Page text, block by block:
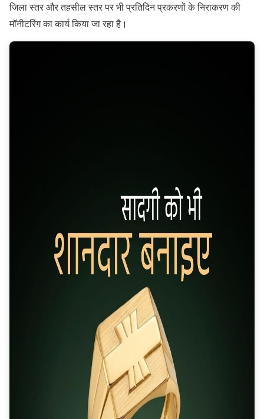
जिला स्तर और तहसील स्तर पर भी प्रतिदिन प्रकरणों के निराकरण की
मॉनीटरिंग का कार्य किया जा रहा है।